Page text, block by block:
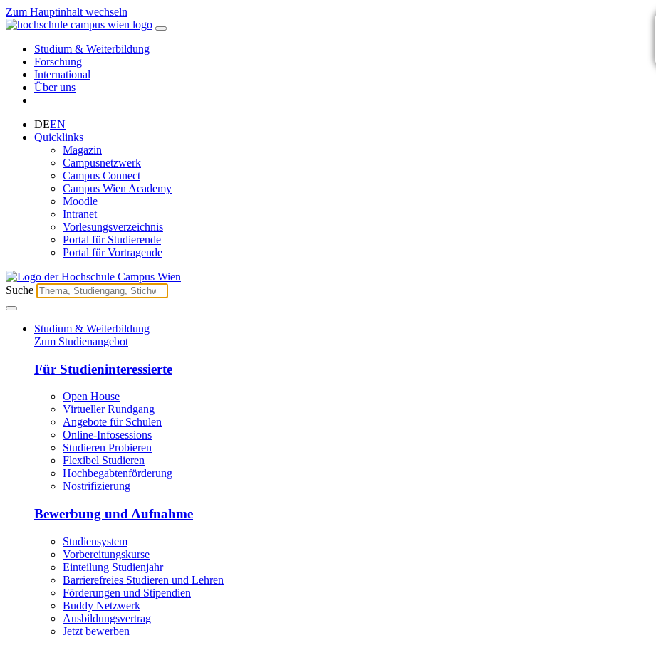
Zum Hauptinhalt wechseln
Studium & Weiterbildung
Forschung
International
Über uns
DEEN
Quicklinks
Magazin
Campusnetzwerk
Campus Connect
Campus Wien Academy
Moodle
Intranet
Vorlesungsverzeichnis
Portal für Studierende
Portal für Vortragende
Suche
Studium & Weiterbildung
Zum Studienangebot
Für Studieninteressierte
Open House
Virtueller Rundgang
Angebote für Schulen
Online-Infosessions
Studieren Probieren
Flexibel Studieren
Hochbegabtenförderung
Nostrifizierung
Bewerbung und Aufnahme
Studiensystem
Vorbereitungskurse
Einteilung Studienjahr
Barrierefreies Studieren und Lehren
Förderungen und Stipendien
Buddy Netzwerk
Ausbildungsvertrag
Jetzt bewerben